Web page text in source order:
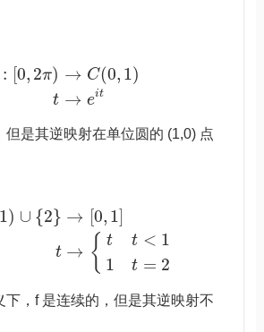
: [0, 2π)
t
→ C(0, 1 )
→ eit
但是其逆映射在单位圆的 (1,0) 点
1) ∪ {2}
t
→ [0, 1]
→ { t
1
t < 1
t = 2
下，f 是连续的，但是其逆映射不